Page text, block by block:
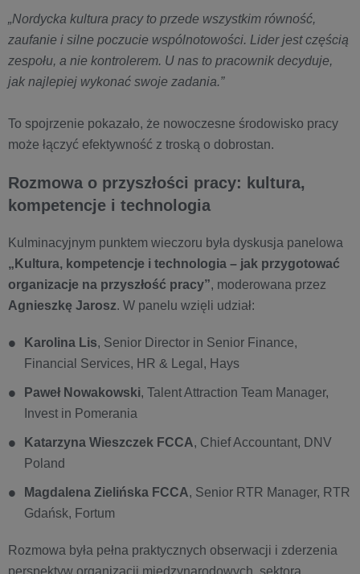
„Nordycka kultura pracy to przede wszystkim równość,
zaufanie i silne poczucie wspólnotowości. Lider jest częścią
zespołu, a nie kontrolerem. U nas to pracownik decyduje,
jak najlepiej wykonać swoje zadania.”
To spojrzenie pokazało, że nowoczesne środowisko pracy
może łączyć efektywność z troską o dobrostan.
Rozmowa o przyszłości pracy: kultura,
kompetencje i technologia
Kulminacyjnym punktem wieczoru była dyskusja panelowa
„Kultura, kompetencje i technologia – jak przygotować
organizacje na przyszłość pracy”, moderowana przez
Agnieszkę Jarosz. W panelu wzięli udział:
Karolina Lis, Senior Director in Senior Finance,
Financial Services, HR & Legal, Hays
Paweł Nowakowski, Talent Attraction Team Manager,
Invest in Pomerania
Katarzyna Wieszczek FCCA, Chief Accountant, DNV
Poland
Magdalena Zielińska FCCA, Senior RTR Manager, RTR
Gdańsk, Fortum
Rozmowa była pełna praktycznych obserwacji i zderzenia